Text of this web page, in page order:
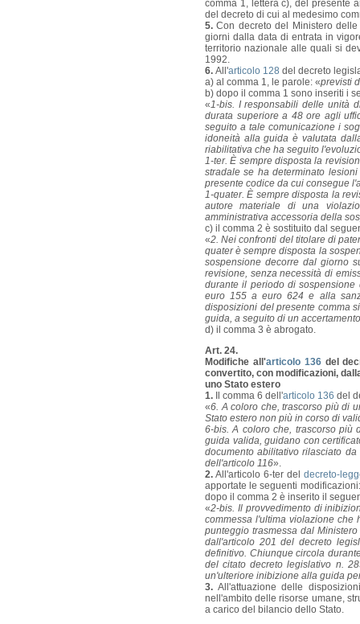
comma 1, lettera c), del presente
del decreto di cui al medesimo
5. Con decreto del Ministero
giorni dalla data di entrata in
territorio nazionale alle quali si
1992.
6. All'articolo 128 del decreto
a) al comma 1, le parole: «previsti
b) dopo il comma 1 sono inseriti i
«1-bis. I responsabili delle unità
durata superiore a 48 ore agli
seguito a tale comunicazione i
idoneità alla guida è valutata
riabilitativa che ha seguito
1-ter. È sempre disposta la
stradale se ha determinato
presente codice da cui consegue
1-quater. È sempre disposta la
autore materiale di una
amministrativa accessoria della
c) il comma 2 è sostituito dal
«2. Nei confronti del titolare di
quater è sempre disposta la
sospensione decorre dal giorno
revisione, senza necessità di
durante il periodo di
euro 155 a euro 624 e alla
disposizioni del presente comma
guida, a seguito di un
d) il comma 3 è abrogato.
Art. 24.
Modifiche all'articolo 136del
convertito, con modificazioni,
uno Stato estero
1.
Il comma 6 dell'articolo 136 del
«6. A coloro che, trascorso più di
Stato estero non più in corso di
6-bis. A coloro che, trascorso più
guida valida, guidano con
documento abilitativo rilasciato
dell'articolo 116».
2. All'articolo 6-ter del decreto-
apportate le seguenti
dopo il comma 2 è inserito il
«2-bis. Il provvedimento di
commessa l'ultima violazione
punteggio trasmessa dal
dall'articolo 201 del decreto
definitivo. Chiunque circola
del citato decreto legislativo n.
un'ulteriore inibizione alla guida
3. All'attuazione delle
nell'ambito delle risorse umane,
a carico del bilancio dello Stato.